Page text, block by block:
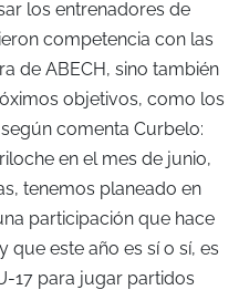
los entrenadores de
competencia con las
de ABECH, sino también
objetivos, como los
comenta Curbelo:
en el mes de junio,
tenemos planeado en
participación que hace
que este año es sí o sí, es
17 para jugar partidos